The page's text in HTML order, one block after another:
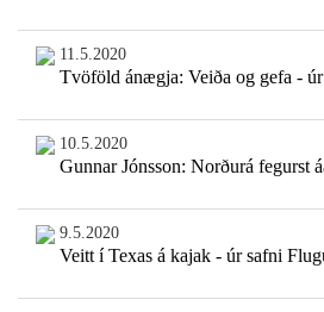
11.5.2020
Tvöföld ánægja: Veiða og gefa -
10.5.2020
Gunnar Jónsson: Norðurá fegurst
9.5.2020
Veitt í Texas á kajak - úr safni